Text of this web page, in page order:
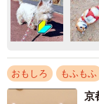
おもしろ もふもふ
京